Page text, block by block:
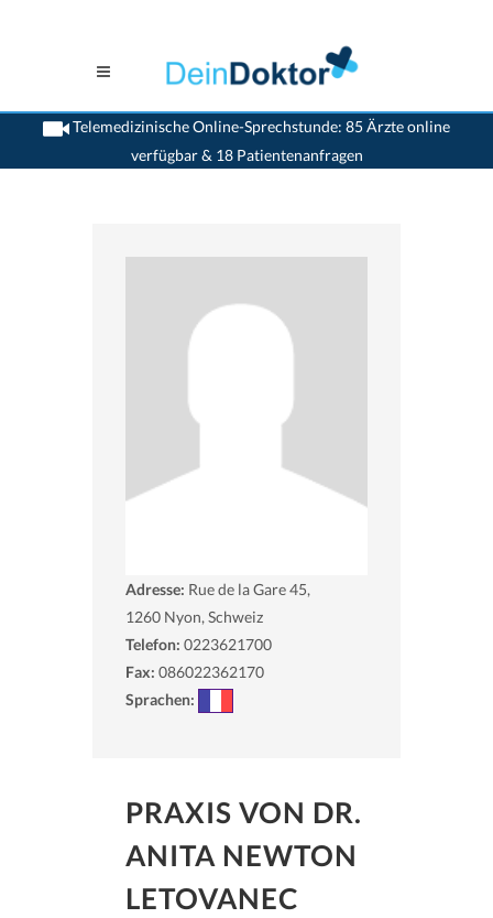
Telemedizinische Online-Sprechstunde: 85 Ärzte online
verfügbar & 18 Patientenanfragen
>Akupunkturaerzte>Nyon>Dr. Anita Newton Letovanec>Praxis von Dr. Anita
Adresse: Rue de la Gare 45,
1260 Nyon, Schweiz
Telefon: 0223621700
Fax: 086022362170
Sprachen:
PRAXIS VON DR.
ANITA NEWTON
LETOVANEC